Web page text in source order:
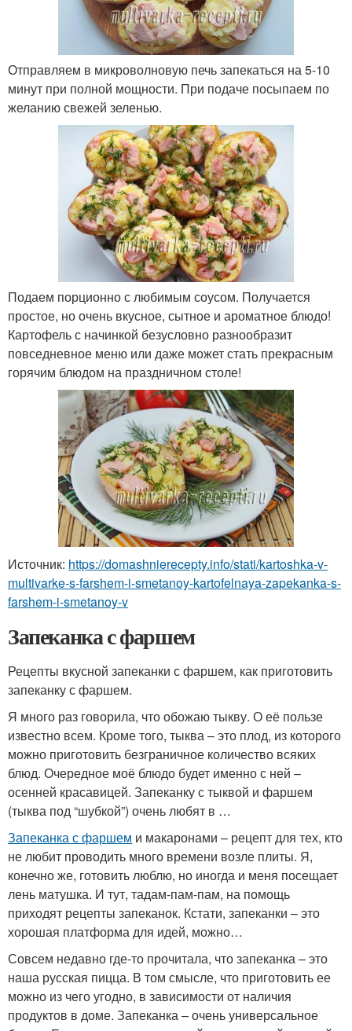
Отправляем в микроволновую печь запекаться на 5-10
минут при полной мощности. При подаче посыпаем по
желанию свежей зеленью.
Подаем порционно с любимым соусом. Получается
простое, но очень вкусное, сытное и ароматное блюдо!
Картофель с начинкой безусловно разнообразит
повседневное меню или даже может стать прекрасным
горячим блюдом на праздничном столе!
Источник: https://domashnierecepty.info/stati/kartoshka-v-
multivarke-s-farshem-i-smetanoy-kartofelnaya-zapekanka-s-
farshem-i-smetanoy-v
Запеканка с фаршем
Рецепты вкусной запеканки с фаршем, как приготовить
запеканку с фаршем.
Я много раз говорила, что обожаю тыкву. О её пользе
известно всем. Кроме того, тыква – это плод, из которого
можно приготовить безграничное количество всяких
блюд. Очередное моё блюдо будет именно с ней –
осенней красавицей. Запеканку с тыквой и фаршем
(тыква под “шубкой”) очень любят в …
Запеканка с фаршем и макаронами – рецепт для тех, кто
не любит проводить много времени возле плиты. Я,
конечно же, готовить люблю, но иногда и меня посещает
лень матушка. И тут, тадам-пам-пам, на помощь
приходят рецепты запеканок. Кстати, запеканки – это
хорошая платформа для идей, можно…
Совсем недавно где-то прочитала, что запеканка – это
наша русская пицца. В том смысле, что приготовить ее
можно из чего угодно, в зависимости от наличия
продуктов в доме. Запеканка – очень универсальное